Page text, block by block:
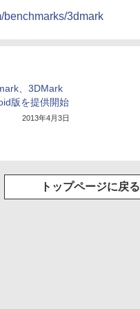
benchmarks/3dmark
、3DMark
版を提供開始
2013年4月3日
トップページに戻る